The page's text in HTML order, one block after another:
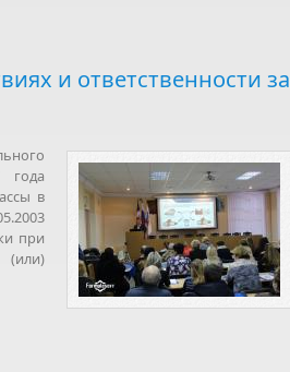
и ответственности за
года
в
при
(или)